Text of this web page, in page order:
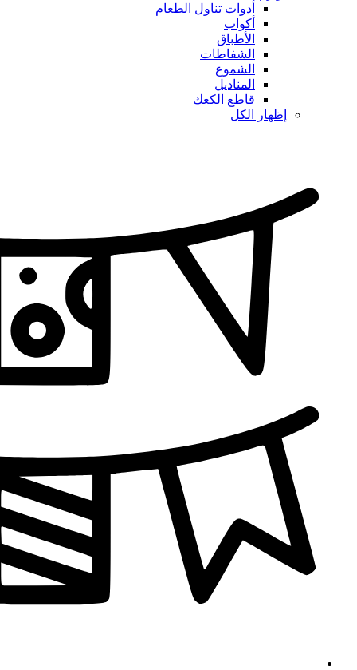
أدوات تناول الطعام
أكواب
الأطباق
الشفاطات
الشموع
المناديل
قاطع الكعك
إظهار الكل